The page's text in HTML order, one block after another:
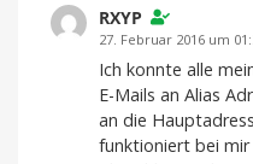
RXYP
27. Februar 2016 um
Ich konnte alle
E-Mails an Alias
an die
funktioniert bei mir